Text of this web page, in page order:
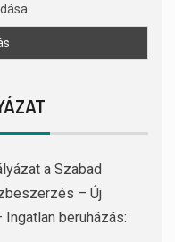
a Szabad
– Új
beruházás: